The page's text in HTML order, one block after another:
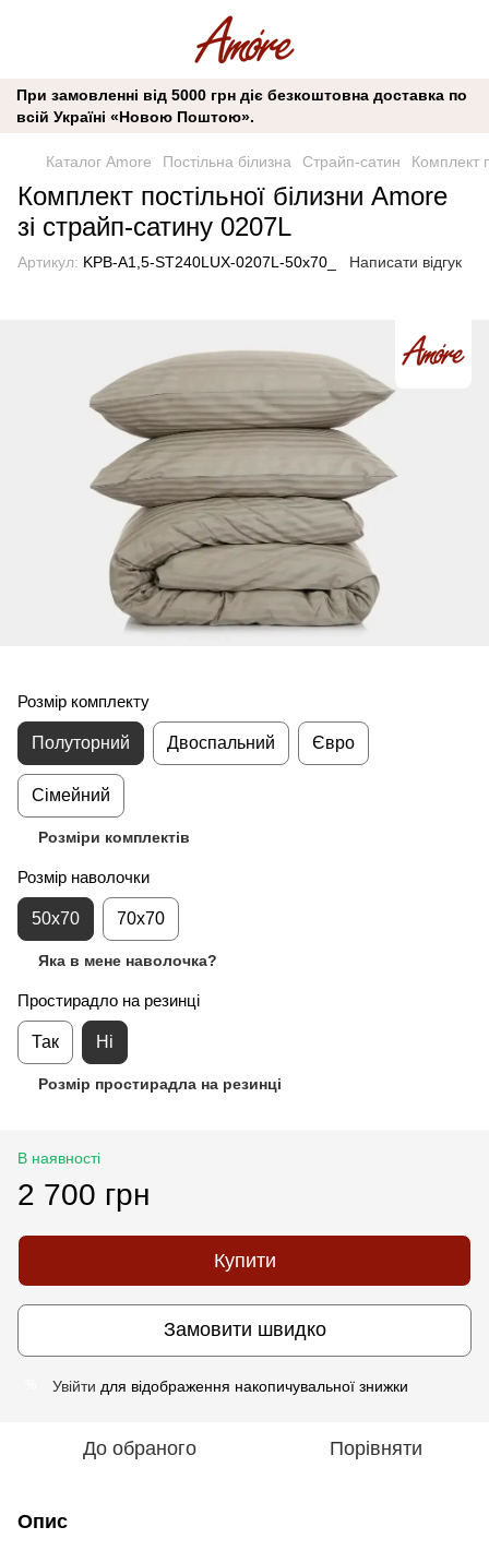
При замовленні від 5000 грн діє безкоштовна доставка по
всій Україні «Новою Поштою».
Каталог Amore Постільна білизна Страйп-сатин Комплект
Комплект постільної білизни Amore
зі страйп-сатину 0207L
Артикул: KPB-A1,5-ST240LUX-0207L-50x70_ Написати відгук
Розмір комплекту
Полуторний Двоспальний Євро
Сімейний
Розміри комплектів
Розмір наволочки
50x70 70x70
Яка в мене наволочка?
Простирадло на резинці
Так Ні
Розмір простирадла на резинці
В наявності
2 700 грн
Купити
Замовити швидко
Увійти для відображення накопичувальної знижки
До обраного Порівняти
Опис